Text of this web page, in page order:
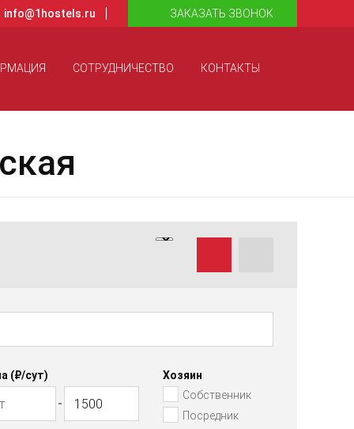
info@1hostels.ru ЗАКАЗАТЬ ЗВОНОК
СОТРУДНИЧЕСТВО КОНТАКТЫ
(₽/cут)
Хозяин
Собственник
Посредник